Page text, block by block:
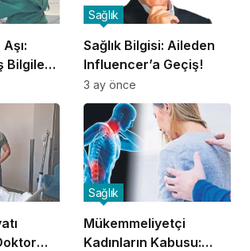
Bilgilere
Sağlık Bilgisi: Aileden
Influencer’a Geçiş!
Sağlık
3 ay önce
Mükemmeliyetçi
Kadınların Kabusu:
Sağlık